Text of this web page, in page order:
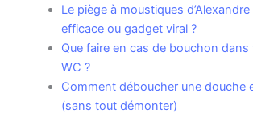
Le piège à moustiques
efficace ou gadget viral ?
Que faire en cas de bouchon
WC ?
Comment déboucher une douche
(sans tout démonter)